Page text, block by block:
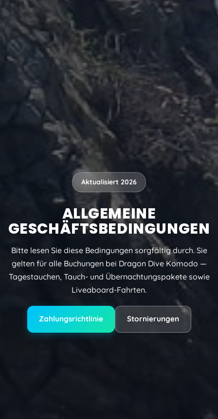
Aktualisiert 2026
ALLGEMEINE
GESCHÄFTSBEDINGUNGEN
Bitte lesen Sie diese Bedingungen sorgfältig durch. Sie
gelten für alle Buchungen bei Dragon Dive Komodo —
Tagestauchen, Tauch- und Übernachtungspakete sowie
Liveaboard-Fahrten.
Zahlungsrichtlinie Stornierungen